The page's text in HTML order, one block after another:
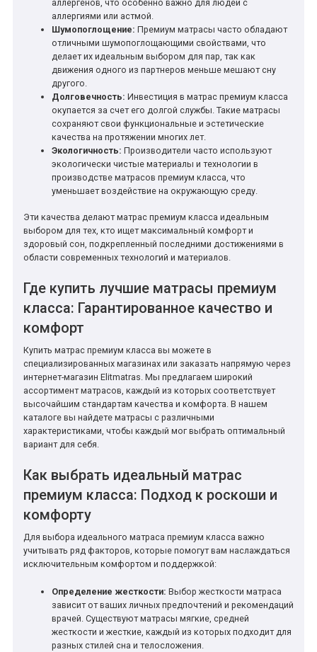
аллергенов, что особенно важно для людей с
аллергиями или астмой.
Шумопоглощение: Премиум матрасы часто обладают
отличными шумопоглощающими свойствами, что
делает их идеальным выбором для пар, так как
движения одного из партнеров меньше мешают сну
другого.
Долговечность: Инвестиция в матрас премиум класса
окупается за счет его долгой службы. Такие матрасы
сохраняют свои функциональные и эстетические
качества на протяжении многих лет.
Экологичность: Производители часто используют
экологически чистые материалы и технологии в
производстве матрасов премиум класса, что
уменьшает воздействие на окружающую среду.
Эти качества делают матрас премиум класса идеальным
выбором для тех, кто ищет максимальный комфорт и
здоровый сон, подкрепленный последними достижениями в
области современных технологий и материалов.
Где купить лучшие матрасы премиум
класса: Гарантированное качество и
комфорт
Купить матрас премиум класса вы можете в
специализированных магазинах или заказать напрямую через
интернет-магазин Elitmatras. Мы предлагаем широкий
ассортимент матрасов, каждый из которых соответствует
высочайшим стандартам качества и комфорта. В нашем
каталоге вы найдете матрасы с различными
характеристиками, чтобы каждый мог выбрать оптимальный
вариант для себя.
Как выбрать идеальный матрас
премиум класса: Подход к роскоши и
комфорту
Для выбора идеального матраса премиум класса важно
учитывать ряд факторов, которые помогут вам наслаждаться
исключительным комфортом и поддержкой:
Определение жесткости: Выбор жесткости матраса
зависит от ваших личных предпочтений и рекомендаций
врачей. Существуют матрасы мягкие, средней
жесткости и жесткие, каждый из которых подходит для
разных стилей сна и телосложения.